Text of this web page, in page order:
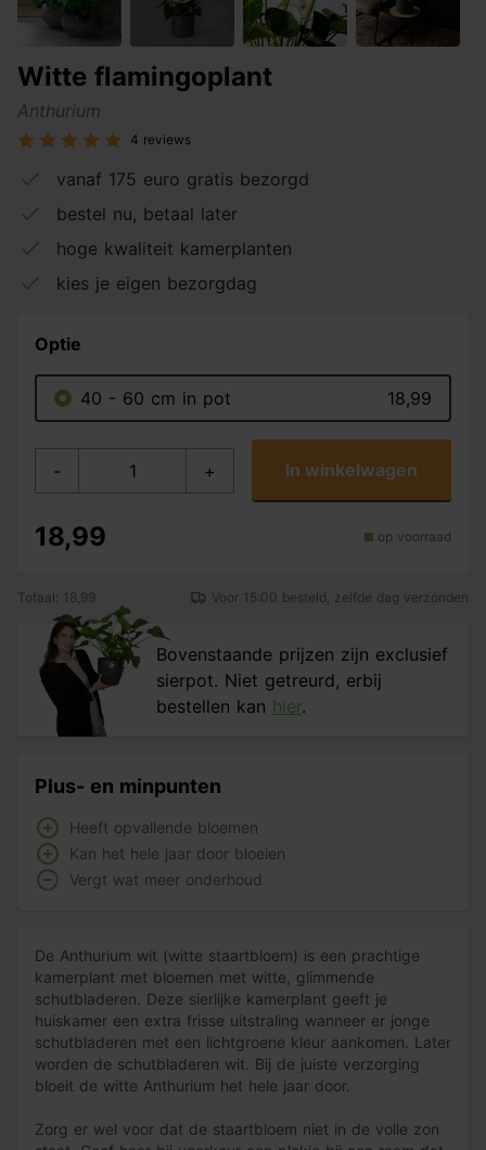
Witte flamingoplant
Anthurium
4 reviews
vanaf 175 euro gratis bezorgd
bestel nu, betaal later
hoge kwaliteit kamerplanten
kies je eigen bezorgdag
Optie
40 - 60 cm in pot 18,99
- + In winkelwagen
18,99 op voorraad
Totaal: 18,99 Voor 15:00 besteld, zelfde dag verzonden
Bovenstaande prijzen zijn exclusief
sierpot. Niet getreurd, erbij
bestellen kan hier.
Plus- en minpunten
Heeft opvallende bloemen
Kan het hele jaar door bloeien
Vergt wat meer onderhoud
De Anthurium wit (witte staartbloem) is een prachtige
kamerplant met bloemen met witte, glimmende
schutbladeren. Deze sierlijke kamerplant geeft je
huiskamer een extra frisse uitstraling wanneer er jonge
schutbladeren met een lichtgroene kleur aankomen. Later
worden de schutbladeren wit. Bij de juiste verzorging
bloeit de witte Anthurium het hele jaar door.
Zorg er wel voor dat de staartbloem niet in de volle zon